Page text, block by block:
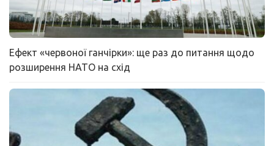
Ефект «червоної ганчірки»: ще раз до питання щодо
розширення НАТО на схід